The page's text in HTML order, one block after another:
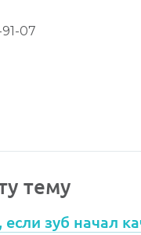
07
тему
зуб начал